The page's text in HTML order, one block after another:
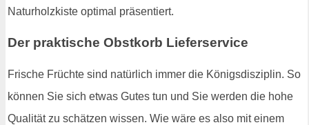
Naturholzkiste optimal präsentiert.
Der praktische Obstkorb Lieferservice
Frische Früchte sind natürlich immer die Königsdisziplin. So
können Sie sich etwas Gutes tun und Sie werden die hohe
Qualität zu schätzen wissen. Wie wäre es also mit einem